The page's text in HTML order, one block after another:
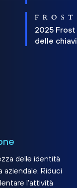
2025 Frost
delle
delle identità
aziendale. Riduci
l'attività